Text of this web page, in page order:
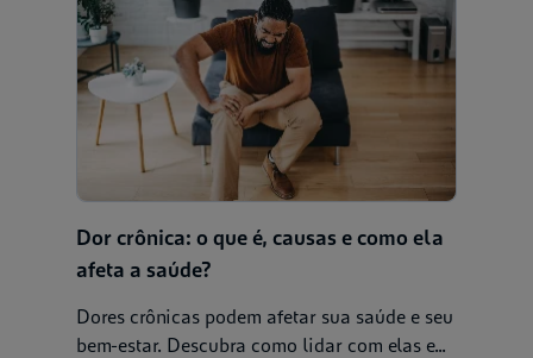
Dor crônica: o que é, causas e como ela
afeta a saúde?
Dores crônicas podem afetar sua saúde e seu
bem-estar. Descubra como lidar com elas e...